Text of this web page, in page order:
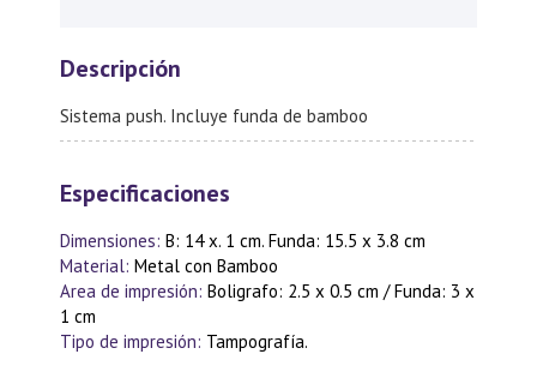
Descripción
Sistema push. Incluye funda de bamboo
Especificaciones
Dimensiones: B: 14 x. 1 cm. Funda: 15.5 x 3.8 cm
Material: Metal con Bamboo
Area de impresión: Boligrafo: 2.5 x 0.5 cm / Funda: 3 x
1 cm
Tipo de impresión: Tampografía.